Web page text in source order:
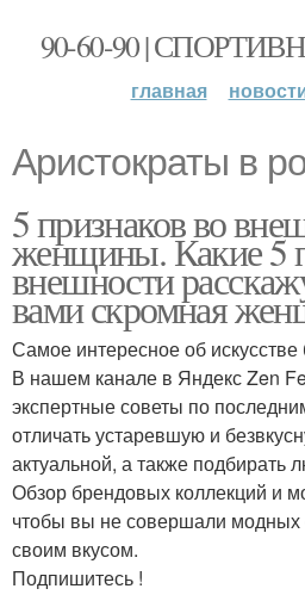
90-60-90 |
главная
Аристократы в
5 признаков во
женщины. Какие 5
внешности
вами скромная
Самое интересное об
В нашем канале в Яндекс Zen
экспертные советы по
отличать устаревшую и
актуальной, а также подбирать
Обзор брендовых коллекций и
чтобы вы не совершали модных
своим вкусом.
Подпишитесь !